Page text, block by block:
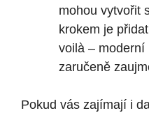
mohou vytvořit
krokem je
voilà – moderní
zaručeně
Pokud vás zajímají i